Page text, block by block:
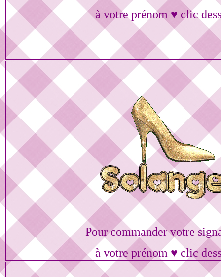
à votre prénom ♥ clic
Pour commander votre
à votre prénom ♥ clic